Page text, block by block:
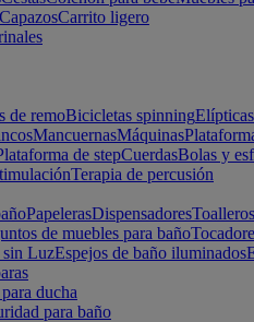
CapazosCarrito ligero
de remoBicicletas spinningElípticas
MancuernasMáquinas
de stepCuerdasBolas y
Terapia de percusión
PapelerasDispensadoresToalleros
de muebles para baño
sin LuzEspejos de baño iluminados
ducha
para baño